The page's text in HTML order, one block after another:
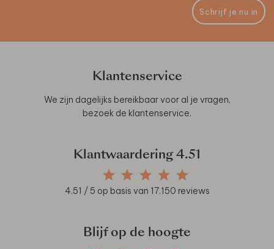
Schrijf je nu in
Klantenservice
We zijn dagelijks bereikbaar voor al je vragen,
bezoek de klantenservice.
Klantwaardering 4.51
4.51 / 5 op basis van 17.150 reviews
Blijf op de hoogte